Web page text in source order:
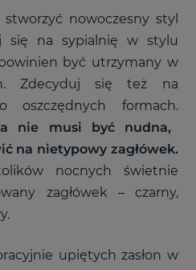
nowoczesny styl
się na sypialnię w stylu
być utrzymany w
Zdecyduj się też na
oszczędnych formach.
nie musi być nudna,
na nietypowy zagłówek.
nocnych świetnie
zagłówek – czarny,
upiętych zasłon w